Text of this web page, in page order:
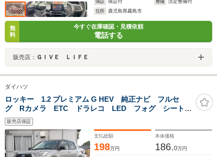
保証
保証付 整備
法定整備付
住所
鹿児島県霧島市
無
料
今すぐ在庫確認・見積依頼
電話する
販売店： ＧＩＶＥ ＬＩＦＥ
ダイハツ
ロッキー 1.2 プレミアム G HEV 純正ナビ フルセ
グ Rカメラ ETC ドラレコ LED フォグ シートヒ
ーター アルミ
販売店保証
支払総額
198万円
本体価格
186.0万円